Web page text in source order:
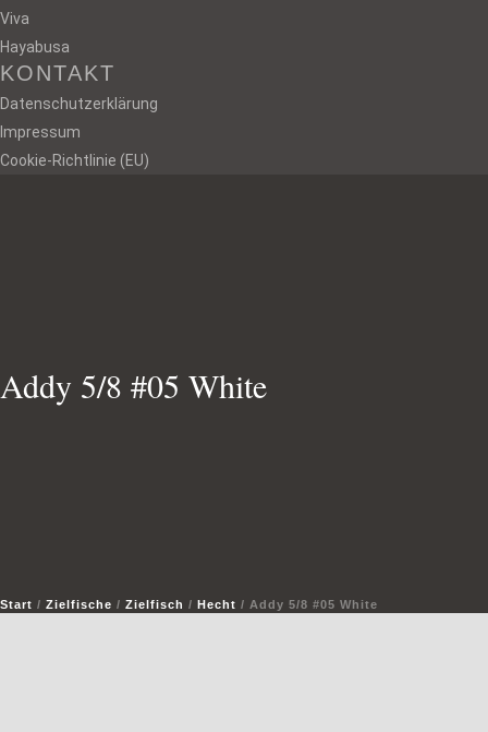
Viva
Hayabusa
KONTAKT
Datenschutzerklärung
Impressum
Cookie-Richtlinie (EU)
Addy 5/8 #05 White
Start / Zielfische / Zielfisch / Hecht / Addy 5/8 #05 White